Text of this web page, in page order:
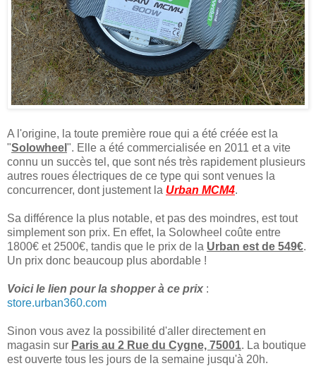
A l'origine, la toute première roue qui a été créée est la
"Solowheel ". Elle a été commercialisée en 2011 et a vite
connu un succès tel, que sont nés très rapidement plusieurs
autres roues électriques de ce type qui sont venues la
concurrencer, dont justement la Urban MCM4.
Sa différence la plus notable, et pas des moindres, est tout
simplement son prix. En effet, la Solowheel coûte entre
1800€ et 2500€, tandis que le prix de la Urban est de 549€.
Un prix donc beaucoup plus abordable !
Voici le lien pour la shopper à ce prix :
store.urban360.com
Sinon vous avez la possibilité d'aller directement en
magasin sur Paris au 2 Rue du Cygne, 75001. La boutique
est ouverte tous les jours de la semaine jusqu'à 20h.